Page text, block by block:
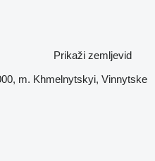
Prikaži zemljevid
m. Khmelnytskyi, Vinnytske